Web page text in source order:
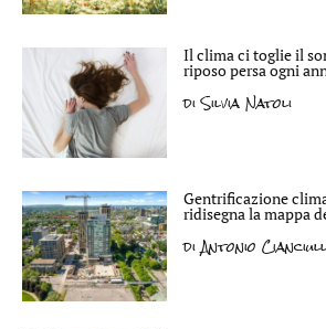
Il clima ci toglie il
riposo persa ogni
diSilvia Natoli
Gentrificazione
ridisegna la mappa
diAntonio